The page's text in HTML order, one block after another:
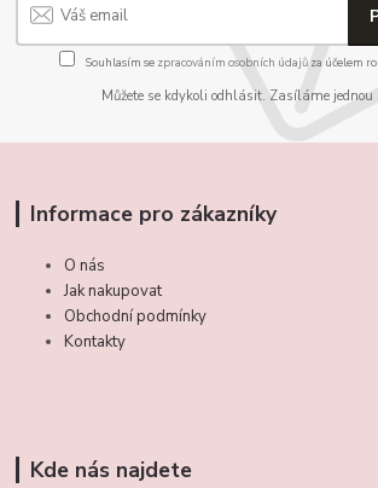
Souhlasím se zpracováním osobních údajůza účelem
Můžete se kdykoli odhlásit. Zasíláme
Informace pro zákazníky
O nás
Jak nakupovat
Obchodní podmínky
Kontakty
Kde nás najdete